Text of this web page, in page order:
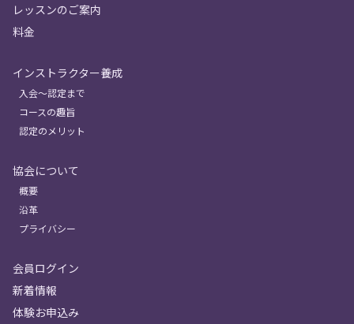
レッスンのご案内
料金
インストラクター養成
入会〜認定まで
コースの趣旨
認定のメリット
協会について
概要
沿革
プライバシー
会員ログイン
新着情報
体験お申込み